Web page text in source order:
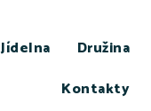
Jídelna
Družina
Kontakty